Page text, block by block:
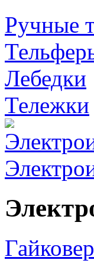
Ручные
Лебедки
Тележки